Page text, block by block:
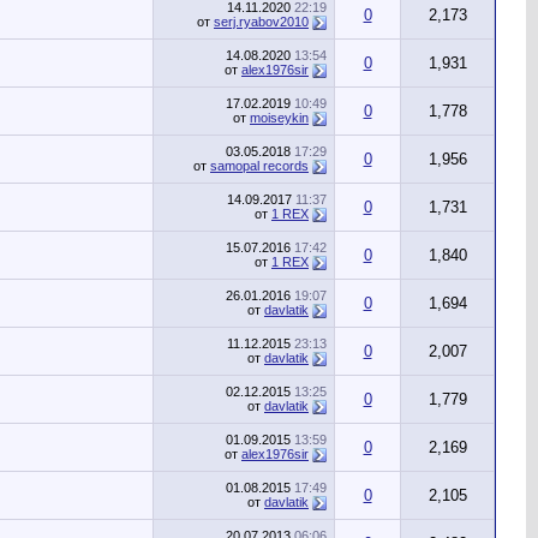
14.11.2020 22:19
от serj.ryabov2010 0 2,173
14.08.2020 13:54
от alex1976sir 0 1,931
17.02.2019 10:49
от moiseykin 0 1,778
03.05.2018 17:29
от samopal records 0 1,956
14.09.2017 11:37
от 1 REX 0 1,731
15.07.2016 17:42
от 1 REX 0 1,840
26.01.2016 19:07
от davlatik 0 1,694
11.12.2015 23:13
от davlatik 0 2,007
02.12.2015 13:25
от davlatik 0 1,779
01.09.2015 13:59
от alex1976sir 0 2,169
01.08.2015 17:49
от davlatik 0 2,105